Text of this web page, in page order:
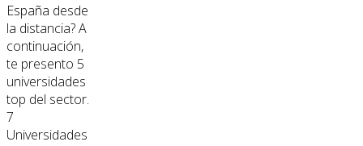
España desde
la distancia? A
continuación,
te presento 5
universidades
top del sector.
7
Universidades